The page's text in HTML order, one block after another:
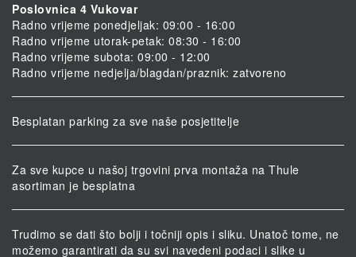
Poslovnica 4 Vukovar
Radno vrijeme ponedjeljak: 09:00 - 16:00
Radno vrijeme utorak-petak: 08:30 - 16:00
Radno vrijeme subota: 09:00 - 12:00
Radno vrijeme nedjelja/blagdan/praznik: zatvoreno
Besplatan parking za sve naše posjetitelje
Za sve kupce u našoj trgovini prva montaža na Thule
asortiman je besplatna
Trudimo se dati što bolji i točniji opis i sliku. Unatoč tome, ne
možemo garantirati da su svi navedeni podaci i slike u